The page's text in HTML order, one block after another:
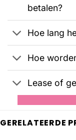
betalen?
Hoe lang
Hoe
Lease of
GERELATEERDE